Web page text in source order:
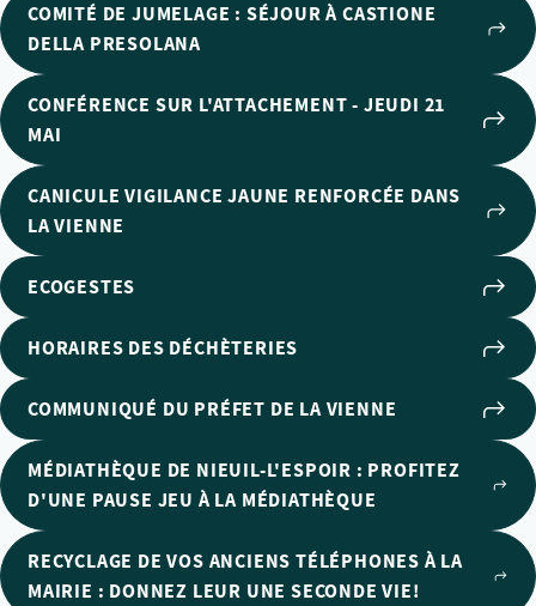
COMITÉ DE JUMELAGE : SÉJOUR À CASTIONE
DELLA PRESOLANA
CONFÉRENCE SUR L'ATTACHEMENT - JEUDI 21
MAI
CANICULE VIGILANCE JAUNE RENFORCÉE DANS
LA VIENNE
ECOGESTES
HORAIRES DES DÉCHÈTERIES
COMMUNIQUÉ DU PRÉFET DE LA VIENNE
MÉDIATHÈQUE DE NIEUIL-L'ESPOIR : PROFITEZ
D'UNE PAUSE JEU À LA MÉDIATHÈQUE
RECYCLAGE DE VOS ANCIENS TÉLÉPHONES À LA
MAIRIE : DONNEZ LEUR UNE SECONDE VIE!